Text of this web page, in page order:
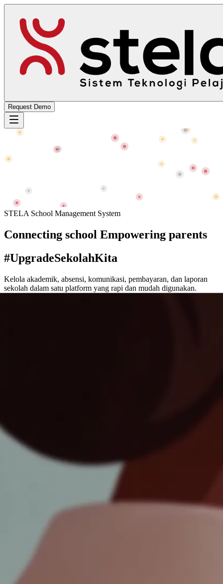
Request Demo
STELA School Management System
Connecting school Empowering parents
#UpgradeSekolahKita
Kelola akademik, absensi, komunikasi, pembayaran, dan laporan
sekolah dalam satu platform yang rapi dan mudah digunakan.